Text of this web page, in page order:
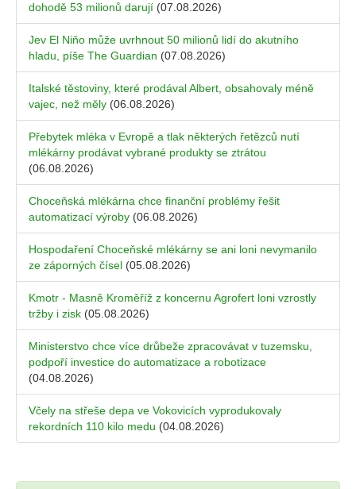
dohodě 53 milionů darují (07.08.2026)
Jev El Niňo může uvrhnout 50 milionů lidí do akutního
hladu, píše The Guardian (07.08.2026)
Italské těstoviny, které prodával Albert, obsahovaly méně
vajec, než měly (06.08.2026)
Přebytek mléka v Evropě a tlak některých řetězců nutí
mlékárny prodávat vybrané produkty se ztrátou
(06.08.2026)
Choceňská mlékárna chce finanční problémy řešit
automatizací výroby (06.08.2026)
Hospodaření Choceňské mlékárny se ani loni nevymanilo
ze záporných čísel (05.08.2026)
Kmotr - Masně Kroměříž z koncernu Agrofert loni vzrostly
tržby i zisk (05.08.2026)
Ministerstvo chce více drůbeže zpracovávat v tuzemsku,
podpoří investice do automatizace a robotizace
(04.08.2026)
Včely na střeše depa ve Vokovicích vyprodukovaly
rekordních 110 kilo medu (04.08.2026)